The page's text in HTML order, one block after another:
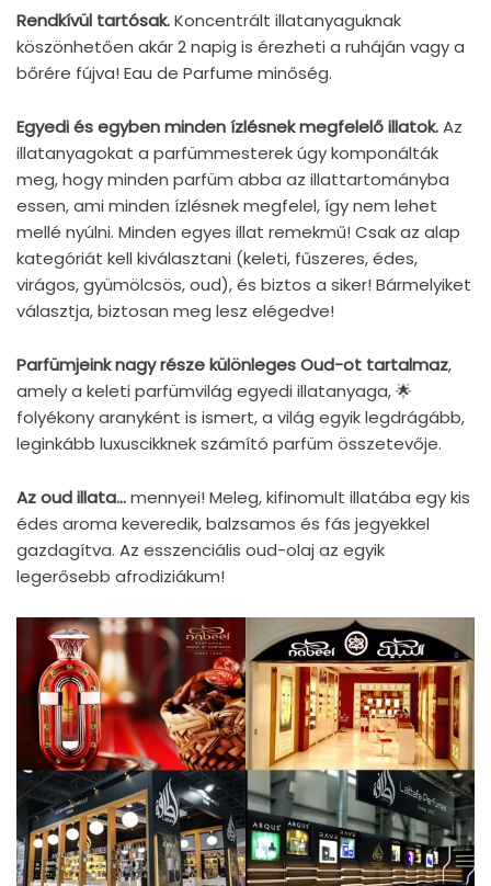
Rendkívül tartósak.Koncentrált illatanyaguknak
köszönhetően akár 2 napig is érezheti a ruháján vagy a
bőrére fújva! Eau de Parfume minőség.
Egyedi és egyben minden ízlésnek megfelelő illatok.Az
illatanyagokat a parfümmesterek úgy komponálták
meg, hogy minden parfüm abba az illattartományba
essen, ami minden ízlésnek megfelel, így nem lehet
mellé nyúlni. Minden egyes illat remekmű! Csak az alap
kategóriát kell kiválasztani (keleti, fűszeres, édes,
virágos, gyümölcsös, oud), és biztos a siker! Bármelyiket
választja, biztosan meg lesz elégedve!
Parfümjeink nagy része különleges Oud-ot tartalmaz,
amely a keleti parfümvilág egyedi illatanyaga, 🌟
folyékony aranyként is ismert, a világ egyik legdrágább,
leginkább luxuscikknek számító parfüm összetevője.
Az oud illata...mennyei! Meleg, kifinomult illatába egy kis
édes aroma keveredik, balzsamos és fás jegyekkel
gazdagítva. Az esszenciális oud-olaj az egyik
legerősebb afrodiziákum!